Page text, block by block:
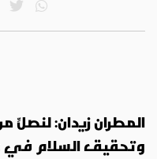
المطران زيدان: لنصلِّ
وتحقيق السلام في